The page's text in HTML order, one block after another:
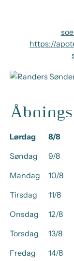
https://
Lørdag 8/8
Søndag
9/8
Mandag
10/8
Tirsdag
11/8
Onsdag
12/8
Torsdag
13/8
Fredag
14/8